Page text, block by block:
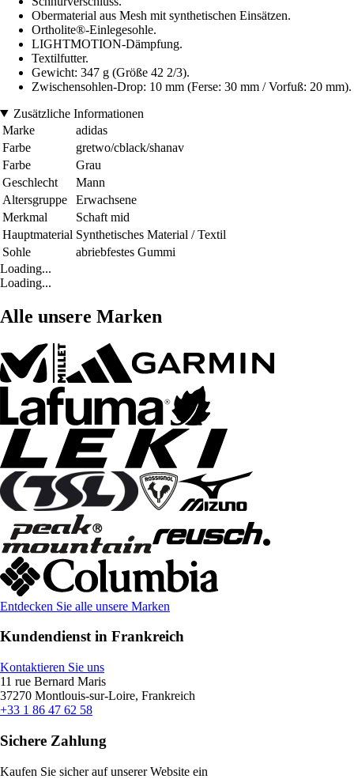
Obermaterial aus Mesh mit synthetischen Einsätzen.
Ortholite®-Einlegesohle.
LIGHTMOTION-Dämpfung.
Textilfutter.
Gewicht: 347 g (Größe 42 2/3).
Zwischensohlen-Drop: 10 mm (Ferse: 30 mm / Vorfuß: 20 mm).
Zusätzliche Informationen
Marke
adidas
Farbe
gretwo/cblack/shanav
Farbe
Grau
Geschlecht
Mann
Altersgruppe
Erwachsene
Merkmal
Schaft mid
Hauptmaterial Synthetisches Material / Textil
Sohle
abriebfestes Gummi
Loading...
Loading...
Alle unsere Marken
Entdecken Sie alle unsere Marken
Kundendienst in Frankreich
Kontaktieren Sie uns
11 rue Bernard Maris
37270 Montlouis-sur-Loire, Frankreich
+33 1 86 47 62 58
Sichere Zahlung
Kaufen Sie sicher auf unserer Website ein